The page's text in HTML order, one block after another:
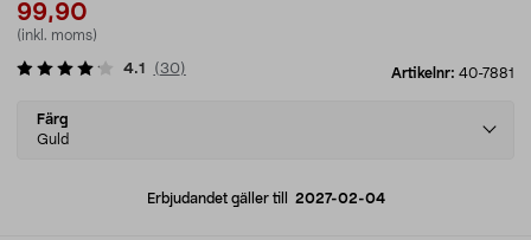
99,90
(inkl. moms)
Artikelnr: 40-7881
4.1 (30)
Select
variant
Färg
Guld
Erbjudandet gäller till 2027-02-04